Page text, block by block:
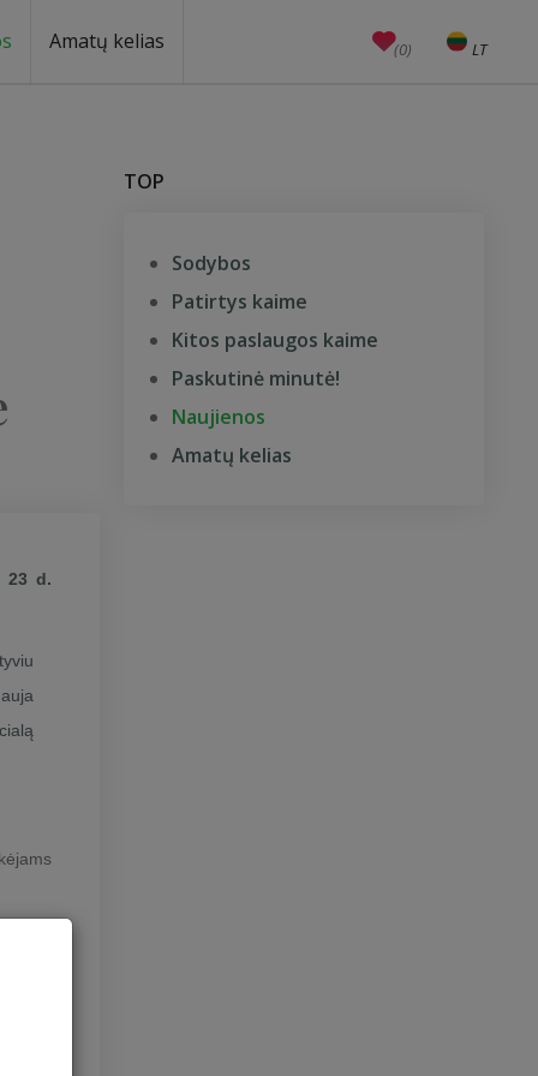
Amatų kelias (0) LT
EN
23 d.
TOP
Sodybos
Patirtys kaime
Kitos paslaugos kaime
Paskutinė minutė!
Naujienos
Amatų kelias